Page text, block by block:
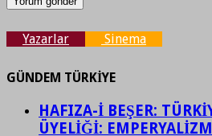
Yazarlar Sinema
GÜNDEM TÜRKİYE
HAFIZA-İ BEŞER:
ÜYELİĞİ: